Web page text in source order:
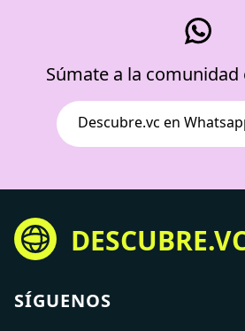
Súmate a la comunidad
Descubre.vc en
SÍGUENOS